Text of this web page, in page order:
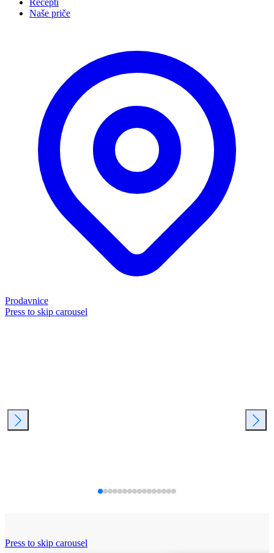
Recepti
Naše priče
Prodavnice
Press to skip carousel
Press to skip carousel